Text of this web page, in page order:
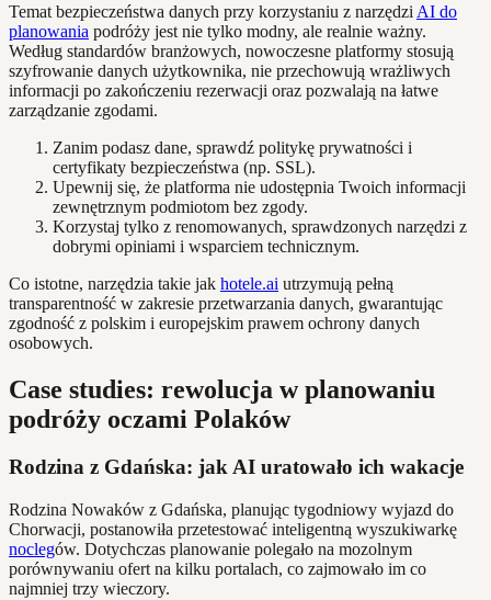
Temat bezpieczeństwa danych przy korzystaniu z narzędzi AI do
planowania podróży jest nie tylko modny, ale realnie ważny.
Według standardów branżowych, nowoczesne platformy stosują
szyfrowanie danych użytkownika, nie przechowują wrażliwych
informacji po zakończeniu rezerwacji oraz pozwalają na łatwe
zarządzanie zgodami.
Zanim podasz dane, sprawdź politykę prywatności i
certyfikaty bezpieczeństwa (np. SSL).
Upewnij się, że platforma nie udostępnia Twoich informacji
zewnętrznym podmiotom bez zgody.
Korzystaj tylko z renomowanych, sprawdzonych narzędzi z
dobrymi opiniami i wsparciem technicznym.
Co istotne, narzędzia takie jak hotele.ai utrzymują pełną
transparentność w zakresie przetwarzania danych, gwarantując
zgodność z polskim i europejskim prawem ochrony danych
osobowych.
Case studies: rewolucja w planowaniu
podróży oczami Polaków
Rodzina z Gdańska: jak AI uratowało ich wakacje
Rodzina Nowaków z Gdańska, planując tygodniowy wyjazd do
Chorwacji, postanowiła przetestować inteligentną wyszukiwarkę
noclegów. Dotychczas planowanie polegało na mozolnym
porównywaniu ofert na kilku portalach, co zajmowało im co
najmniej trzy wieczory.